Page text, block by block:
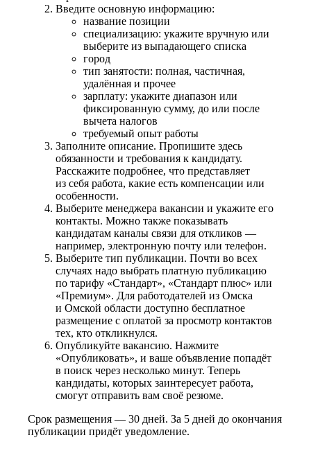
Введите основную информацию:
название позиции
специализацию: укажите вручную или
выберите из выпадающего списка
город
тип занятости: полная, частичная,
удалённая и прочее
зарплату: укажите диапазон или
фиксированную сумму, до или после
вычета налогов
требуемый опыт работы
Заполните описание. Пропишите здесь
обязанности и требования к кандидату.
Расскажите подробнее, что представляет
из себя работа, какие есть компенсации или
особенности.
Выберите менеджера вакансии и укажите его
контакты. Можно также показывать
кандидатам каналы связи для откликов —
например, электронную почту или телефон.
Выберите тип публикации. Почти во всех
случаях надо выбрать платную публикацию
по тарифу «Стандарт», «Стандарт плюс» или
«Премиум». Для работодателей из Омска
и Омской области доступно бесплатное
размещение с оплатой за просмотр контактов
тех, кто откликнулся.
Опубликуйте вакансию. Нажмите
«Опубликовать», и ваше объявление попадёт
в поиск через несколько минут. Теперь
кандидаты, которых заинтересует работа,
смогут отправить вам своё резюме.
Срок размещения — 30 дней. За 5 дней до окончания
публикации придёт уведомление.